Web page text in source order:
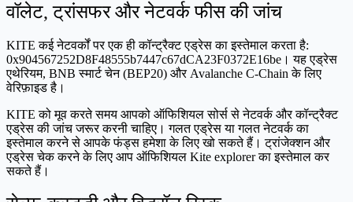
वॉलेट, ट्रांसफर और नेटवर्क फीस की जांच
KITE कई नेटवर्कों पर एक ही कॉन्ट्रैक्ट एड्रेस का इस्तेमाल करता है:
0x904567252D8F48555b7447c67dCA23F0372E16be। यह एड्रेस
एथेरियम, BNB स्मार्ट चेन (BEP20) और Avalanche C-Chain के लिए
वेरिफ़ाइड है।
KITE को मूव करते समय आपको ऑफिशियल सोर्स से नेटवर्क और कॉन्ट्रैक्ट
एड्रेस की जांच जरूर करनी चाहिए। गलत एड्रेस या गलत नेटवर्क का
इस्तेमाल करने से आपके फंड्स हमेशा के लिए खो सकते हैं। ट्रांजेक्शन और
एड्रेस चेक करने के लिए आप ऑफिशियल Kite explorer का इस्तेमाल कर
सकते हैं।